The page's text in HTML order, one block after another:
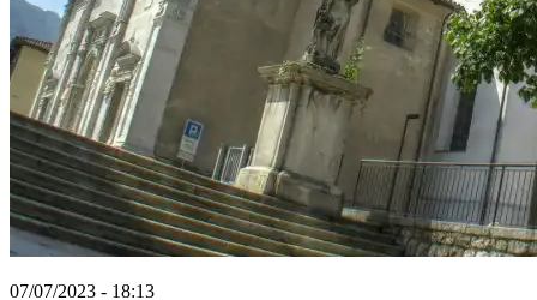
07/07/2023 - 18:13